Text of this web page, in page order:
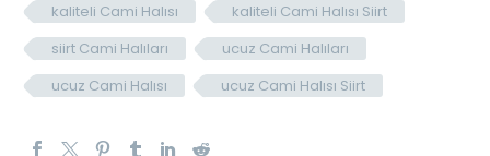
kaliteli Cami Halısı
kaliteli Cami Halısı Siirt
siirt Cami Halıları
ucuz Cami Halıları
ucuz Cami Halısı
ucuz Cami Halısı Siirt